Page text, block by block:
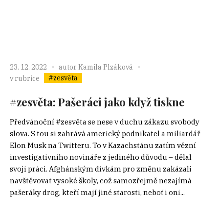
23. 12. 2022 autor Kamila Plzáková
v rubrice
#zesvěta
#zesvěta: Pašeráci jako když tiskne
Předvánoční #zesvěta se nese v duchu zákazu svobody
slova. S tou si zahrává americký podnikatel a miliardář
Elon Musk na Twitteru. To v Kazachstánu zatím vězní
investigativního novináře z jediného důvodu – dělal
svoji práci. Afghánským dívkám pro změnu zakázali
navštěvovat vysoké školy, což samozřejmě nezajímá
pašeráky drog, kteří mají jiné starosti, neboť i oni...